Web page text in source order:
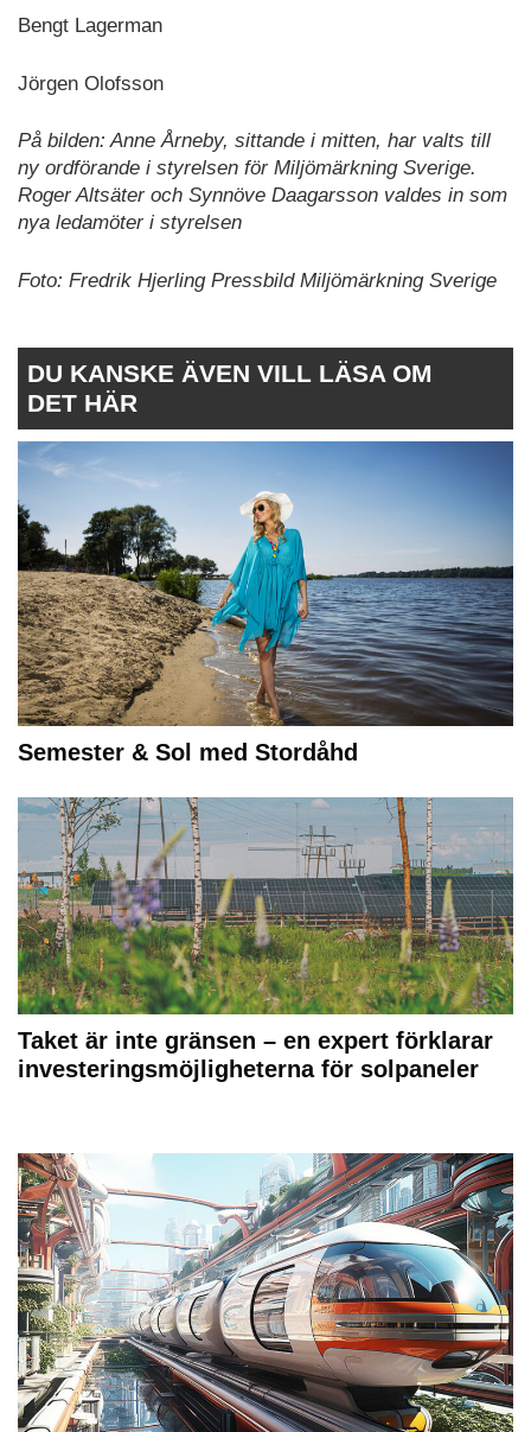
Bengt Lagerman
Jörgen Olofsson
På bilden: Anne Årneby, sittande i mitten, har valts till
ny ordförande i styrelsen för Miljömärkning Sverige.
Roger Altsäter och Synnöve Daagarsson valdes in som
nya ledamöter i styrelsen
Foto: Fredrik Hjerling Pressbild Miljömärkning Sverige
DU KANSKE ÄVEN VILL LÄSA OM
DET HÄR
Semester & Sol med Stordåhd
Taket är inte gränsen – en expert förklarar
investeringsmöjligheterna för solpaneler